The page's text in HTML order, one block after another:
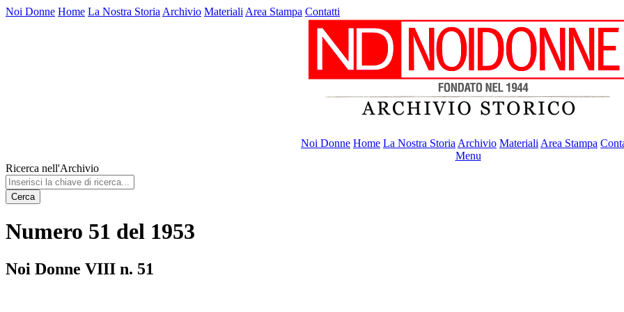
Noi Donne Home La Nostra Storia Archivio Materiali Area Stampa Contatti
Noi Donne Home La Nostra Storia Archivio Materiali Area Stampa
Menu
Ricerca nell'Archivio
Cerca
Numero 51 del 1953
Noi Donne VIII n. 51